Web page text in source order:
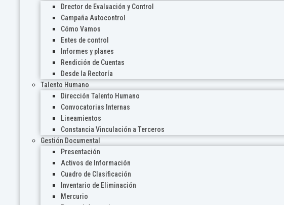
Drector de Evaluación y Control
Campaña Autocontrol
Cómo Vamos
Entes de control
Informes y planes
Rendición de Cuentas
Desde la Rectoría
Talento Humano
Dirección Talento Humano
Convocatorias Internas
Lineamientos
Constancia Vinculación a Terceros
Gestión Documental
Presentación
Activos de Información
Cuadro de Clasificación
Inventario de Eliminación
Mercurio